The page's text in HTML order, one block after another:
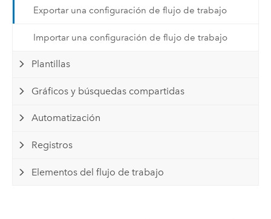
Exportar una configuración de flujo de trabajo
Importar una configuración de flujo de trabajo
Plantillas
Gráficos y búsquedas compartidas
Automatización
Registros
Elementos del flujo de trabajo